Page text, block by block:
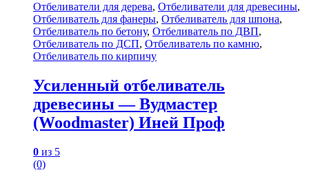
Отбеливатели для дерева, Отбеливатели для древесины,
Отбеливатель для фанеры, Отбеливатель для шпона,
Отбеливатель по бетону, Отбеливатель по ДВП,
Отбеливатель по ДСП, Отбеливатель по камню,
Отбеливатель по кирпичу
Усиленный отбеливатель
древесины — Вудмастер
(Woodmaster) Иней Проф
0 из 5
(0)